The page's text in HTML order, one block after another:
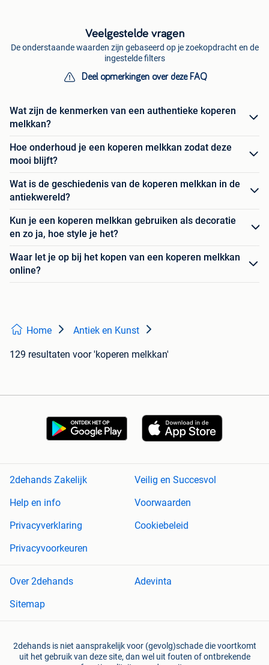
Veelgestelde vragen
De onderstaande waarden zijn gebaseerd op je zoekopdracht en de
ingestelde filters
Deel opmerkingen over deze FAQ
Wat zijn de kenmerken van een authentieke koperen
melkkan?
Hoe onderhoud je een koperen melkkan zodat deze
mooi blijft?
Wat is de geschiedenis van de koperen melkkan in de
antiekwereld?
Kun je een koperen melkkan gebruiken als decoratie
en zo ja, hoe style je het?
Waar let je op bij het kopen van een koperen melkkan
online?
Home Antiek en Kunst
129 resultaten voor 'koperen melkkan'
2dehands Zakelijk
Veilig en Succesvol
Help en info
Voorwaarden
Privacyverklaring
Cookiebeleid
Privacyvoorkeuren
Over 2dehands
Adevinta
Sitemap
2dehands is niet aansprakelijk voor (gevolg)schade die voortkomt
uit het gebruik van deze site, dan wel uit fouten of ontbrekende